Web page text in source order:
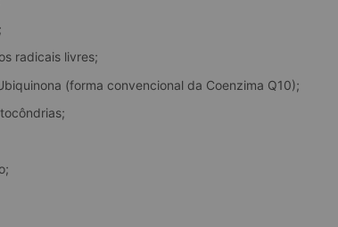
radicais livres;
(forma convencional da Coenzima Q10);